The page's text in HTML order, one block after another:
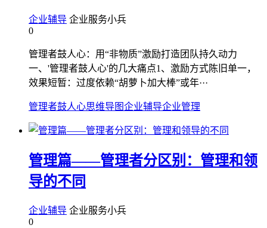
企业辅导 企业服务小兵
0
管理者鼓人心：用“非物质”激励打造团队持久动力
一、'管理者鼓人心'的几大痛点1、激励方式陈旧单一，
效果短暂：过度依赖“胡萝卜加大棒”或年···
管理者鼓人心思维导图企业辅导企业管理
管理篇——管理者分区别：管理和领
导的不同
企业辅导 企业服务小兵
0